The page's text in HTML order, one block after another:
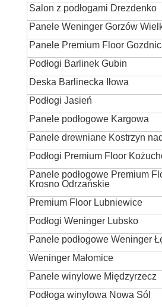
Salon z podłogami Drezdenko
Panele Weninger Gorzów
Panele Premium Floor
Podłogi Barlinek Gubin
Deska Barlinecka Iłowa
Podłogi Jasień
Panele podłogowe Kargowa
Panele drewniane Kostrzyn
Podłogi Premium Floor
Panele podłogowe Premium
Krosno Odrzańskie
Premium Floor Lubniewice
Podłogi Weninger Lubsko
Panele podłogowe Weninger
Weninger Małomice
Panele winylowe Międzyrzecz
Podłoga winylowa Nowa Sól